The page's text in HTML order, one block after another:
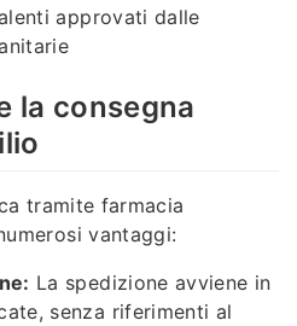
approvati dalle
la consegna
tramite farmacia
vantaggi:
La spedizione avviene in
senza riferimenti al